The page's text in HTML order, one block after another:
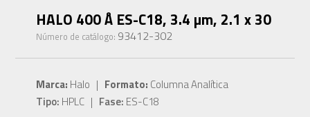
HALO 400 Å ES-C18, 3.4 µm, 2.1 x 30
Número de catálogo: 93412-302
Marca: Halo | Formato: Columna Analítica
Tipo: HPLC | Fase: ES-C18